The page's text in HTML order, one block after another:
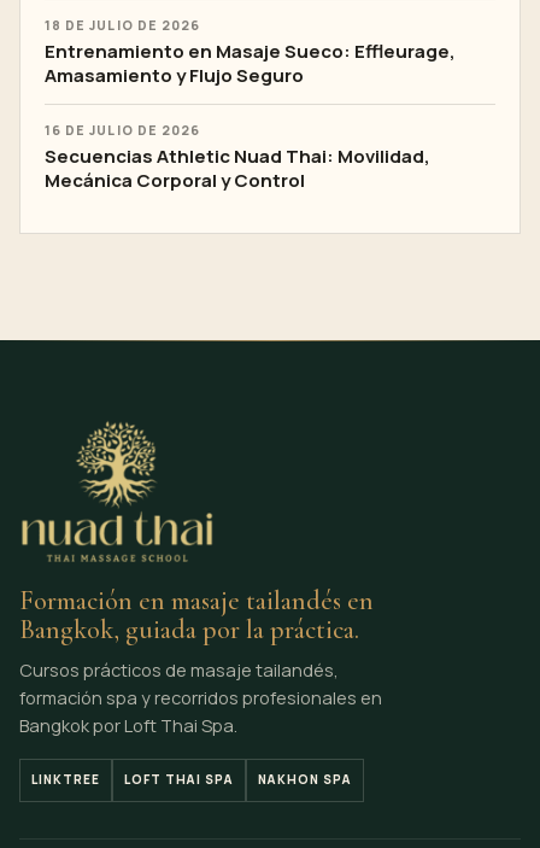
18 DE JULIO DE 2026
Entrenamiento en Masaje Sueco: Effleurage,
Amasamiento y Flujo Seguro
16 DE JULIO DE 2026
Secuencias Athletic Nuad Thai: Movilidad,
Mecánica Corporal y Control
Formación en masaje tailandés en
Bangkok, guiada por la práctica.
Cursos prácticos de masaje tailandés,
formación spa y recorridos profesionales en
Bangkok por Loft Thai Spa.
LINKTREE LOFT THAI SPA NAKHON SPA